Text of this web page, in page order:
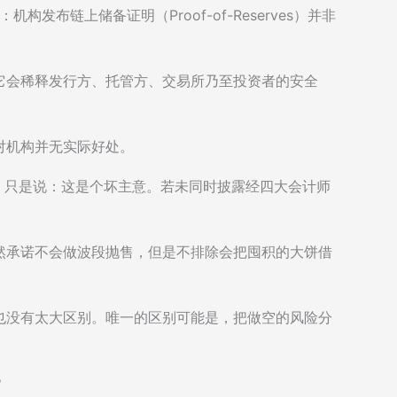
构发布链上储备证明（Proof-of-Reserves）并非
稀释发行方、托管方、交易所乃至投资者的安全
构并无实际好处。
是说：这是个坏主意。若未同时披露经四大会计师
诺不会做波段抛售，但是不排除会把囤积的大饼借
有太大区别。唯一的区别可能是，把做空的风险分